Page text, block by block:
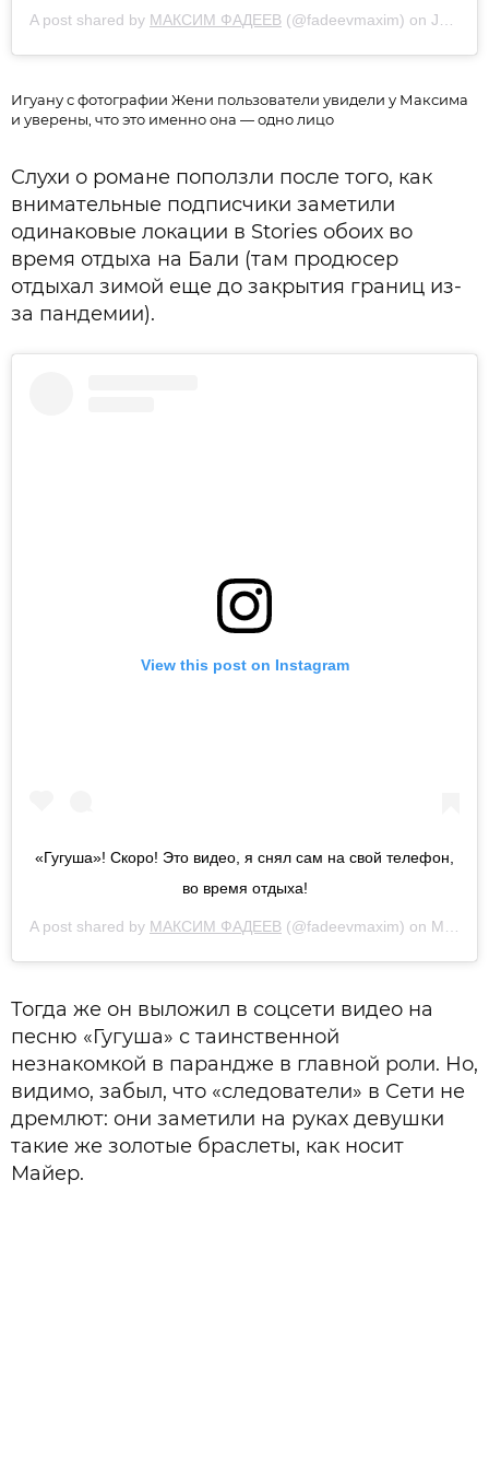
A post shared by МАКСИМ ФАДЕЕВ (@fadeevmaxim) on Jan 15, 2020 at 2:55am PST
Игуану с фотографии Жени пользователи увидели у Максима
и уверены, что это именно она — одно лицо
Слухи о романе поползли после того, как
внимательные подписчики заметили
одинаковые локации в Stories обоих во
время отдыха на Бали (там продюсер
отдыхал зимой еще до закрытия границ из-
за пандемии).
View this post on Instagram
«Гугуша»! Скоро! Это видео, я снял сам на свой телефон,
во время отдыха!
A post shared by МАКСИМ ФАДЕЕВ (@fadeevmaxim) on Mar 21, 2020 at 11:24pm PDT
Тогда же он выложил в соцсети видео на
песню «Гугуша» с таинственной
незнакомкой в парандже в главной роли. Но,
видимо, забыл, что «следователи» в Сети не
дремлют: они заметили на руках девушки
такие же золотые браслеты, как носит
Майер.